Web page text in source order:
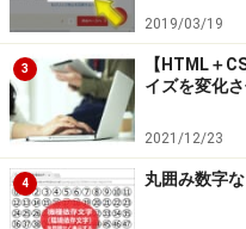
2019/03/19
3
【HTML＋
イズを変化
2021/12/23
4 丸囲み数字